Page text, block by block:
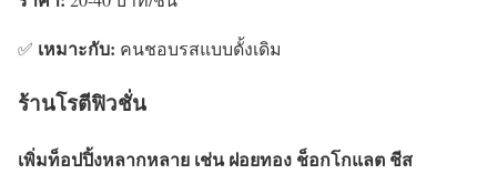
✅ เหมาะกับ: คนชอบรสแบบดั้งเดิม
ร้านโรตีฟิวชั่น
เพิ่มท็อปปิ้งหลากหลาย เช่น ฝอยทอง ช็อกโกแลต ชีส